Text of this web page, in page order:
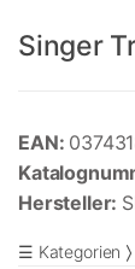
Singer
EAN:
Hersteller:
☰ Kategorien